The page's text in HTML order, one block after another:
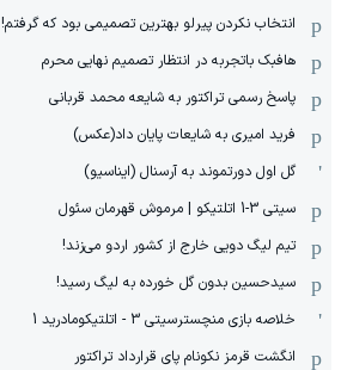
انتخاب نکردن پیرلو بهترین تصمیمی بود که گرفتم!
هافبک باتجربه در انتظار تصمیم نهایی محرم
پاسخ رسمی تراکتور به شایعه محمد قربانی
فرید امیری به شایعات پایان داد(عکس)
گل اول دورتموند به آرسنال (ایناسیو)
سیتی 3-1 اتلتیکو | مرموش قهرمان سئول
تیم لیگ دویی خارج از کشور اردو می‌زند!
سیدحسین بدون گل خورده به لیگ رسید!
خلاصه بازی منچسترسیتی 3 - اتلتیکومادرید 1
انگشت قرمز نکونام پای قرارداد تراکتور